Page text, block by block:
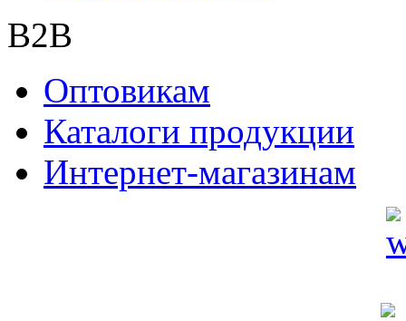
B2B
Оптовикам
Каталоги продукции
Интернет-магазинам